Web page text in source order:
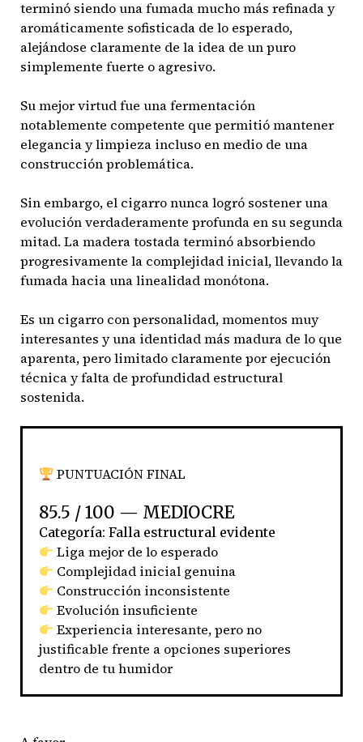
terminó siendo una fumada mucho más refinada y
aromáticamente sofisticada de lo esperado,
alejándose claramente de la idea de un puro
simplemente fuerte o agresivo.
Su mejor virtud fue una fermentación
notablemente competente que permitió mantener
elegancia y limpieza incluso en medio de una
construcción problemática.
Sin embargo, el cigarro nunca logró sostener una
evolución verdaderamente profunda en su segunda
mitad. La madera tostada terminó absorbiendo
progresivamente la complejidad inicial, llevando la
fumada hacia una linealidad monótona.
Es un cigarro con personalidad, momentos muy
interesantes y una identidad más madura de lo que
aparenta, pero limitado claramente por ejecución
técnica y falta de profundidad estructural
sostenida.
PUNTUACIÓN FINAL
85.5 / 100 — MEDIOCRE
Categoría: Falla estructural evidente
Liga mejor de lo esperado
Complejidad inicial genuina
Construcción inconsistente
Evolución insuficiente
Experiencia interesante, pero no
justificable frente a opciones superiores
dentro de tu humidor